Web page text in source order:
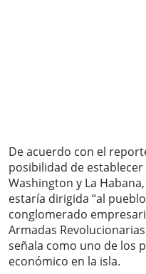
De acuerdo con el
posibilidad de
Washington y La
estaría dirigida “al
conglomerado
Armadas
señala como uno de los
económico en la isla.